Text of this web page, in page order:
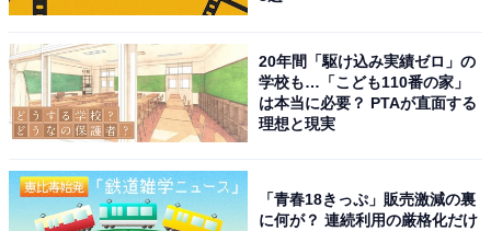
新シーズン始動―――
特命係、次なる境地へ…#aibou #相棒23
pic.twitter.com/TjkAY70Qga
1位は『相棒 season23』（テレビ朝日系）でした。2000
20年間「駆け込み実績ゼロ」の
学校も…「こども110番の家」
は本当に必要？ PTAが直面する
理想と現実
「青春18きっぷ」販売激減の裏
に何が？ 連続利用の厳格化だけ